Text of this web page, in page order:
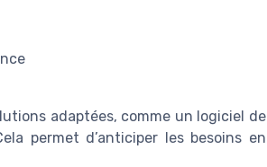
adaptées, comme un logiciel de
permet d’anticiper les besoins en